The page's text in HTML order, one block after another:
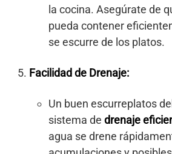
la cocina. Asegúrate de
pueda contener
se escurre de los platos.
Facilidad de Drenaje:
Un buen escurreplatos
sistema de drenaje
agua se drene